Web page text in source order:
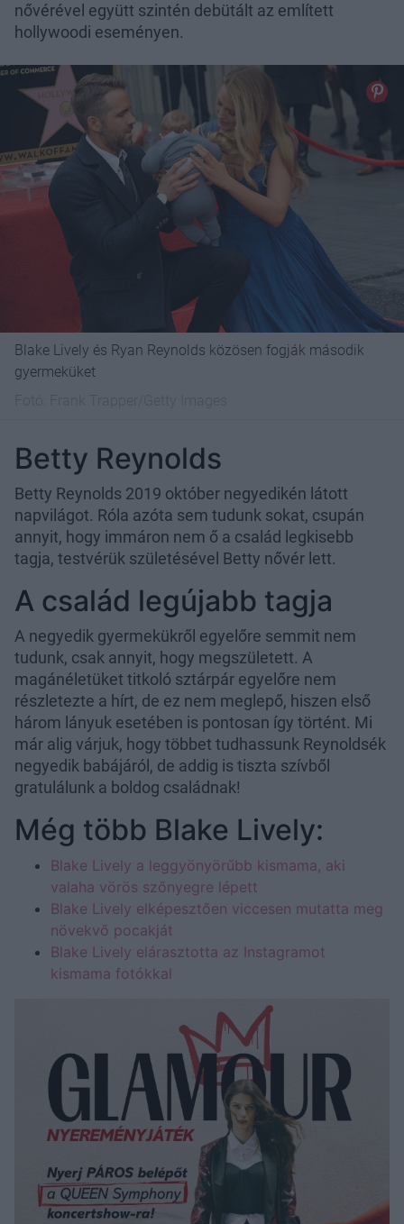
nővérével együtt szintén debütált az említett
hollywoodi eseményen.
Blake Lively és Ryan Reynolds közösen fogják második
gyermeküket
Betty Reynolds
Betty Reynolds 2019 október negyedikén látott
napvilágot. Róla azóta sem tudunk sokat, csupán
annyit, hogy immáron nem ő a család legkisebb
tagja, testvérük születésével Betty nővér lett.
A család legújabb tagja
A negyedik gyermekükről egyelőre semmit nem
tudunk, csak annyit, hogy megszületett. A
magánéletüket titkoló sztárpár egyelőre nem
részletezte a hírt, de ez nem meglepő, hiszen első
három lányuk esetében is pontosan így történt. Mi
már alig várjuk, hogy többet tudhassunk Reynoldsék
negyedik babájáról, de addig is tiszta szívből
gratulálunk a boldog családnak!
Még több Blake Lively:
Blake Lively a leggyönyörűbb kismama, aki
valaha vörös szőnyegre lépett
Blake Lively elképesztően viccesen mutatta meg
növekvő pocakját
Blake Lively elárasztotta az Instagramot
kismama fotókkal